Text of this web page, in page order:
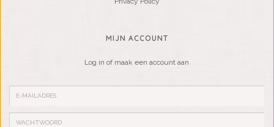
MIJN ACCOUNT
Log in of maak een account aan